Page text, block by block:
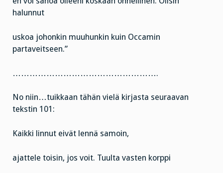
halunnut
uskoa johonkin muuhunkin kuin Occamin
partaveitseen.”
…………………………………………….
No niin…tuikkaan tähän vielä kirjasta seuraavan
tekstin 101:
Kaikki linnut eivät lennä samoin,
ajattele toisin, jos voit. Tuulta vasten korppi